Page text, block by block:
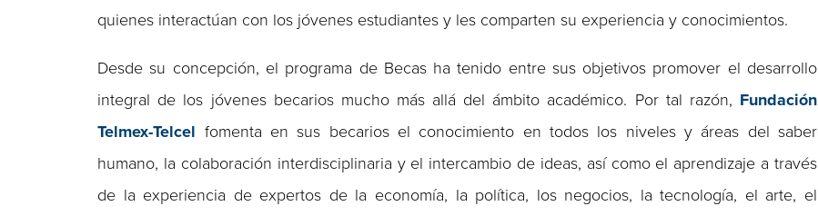
quienes interactúan con los jóvenes estudiantes y les comparten su experiencia y conocimientos.
Desde su concepción, el programa de Becas ha tenido entre sus objetivos promover el desarrollo
integral de los jóvenes becarios mucho más allá del ámbito académico. Por tal razón, Fundación
Telmex-Telcel fomenta en sus becarios el conocimiento en todos los niveles y áreas del saber
humano, la colaboración interdisciplinaria y el intercambio de ideas, así como el aprendizaje a través
de la experiencia de expertos de la economía, la política, los negocios, la tecnología, el arte, el